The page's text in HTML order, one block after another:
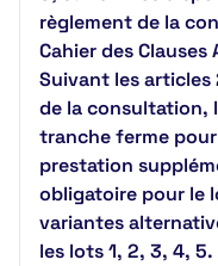
règlement de la
Cahier des
Suivant les
de la consultation,
tranche ferme
prestation
obligatoire pour le
variantes
les lots 1, 2, 3, 4,